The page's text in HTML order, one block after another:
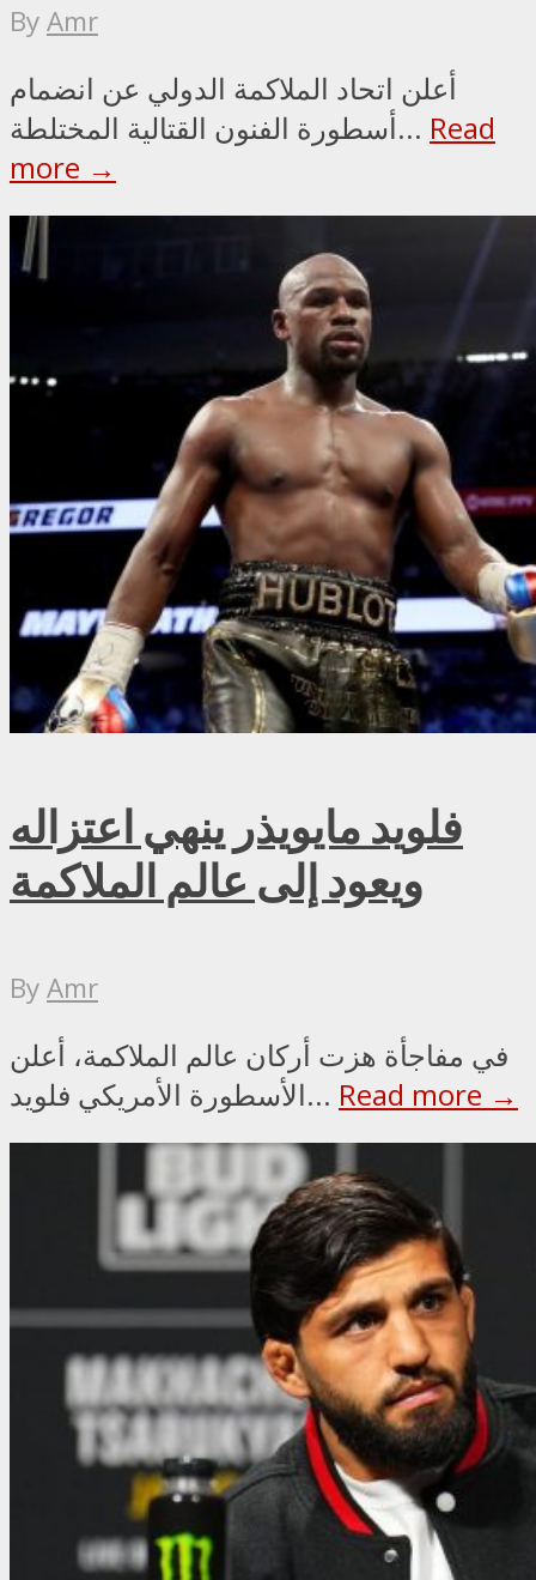
ByAmr
أعلن اتحاد الملاكمة الدولي عن انضمام
أسطورة الفنون القتالية المختلطة... Read
more →
فلويد مايويذر ينهي اعتزاله
ويعود إلى عالم الملاكمة
ByAmr
في مفاجأة هزت أركان عالم الملاكمة، أعلن
الأسطورة الأمريكي فلويد... Read more →